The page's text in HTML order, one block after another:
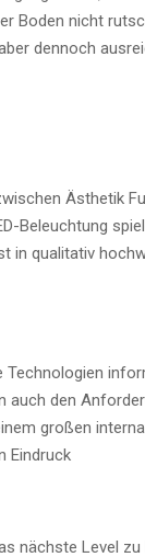
Boden nicht
dennoch
Ästhetik
Beleuchtung
in qualitativ
Technologien
den
großen
Eindruck
nächste Level zu